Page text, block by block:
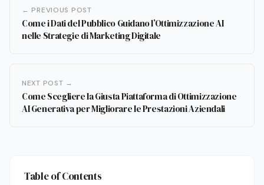
← PREVIOUS POST
Come i Dati del Pubblico Guidano l’Ottimizzazione AI
nelle Strategie di Marketing Digitale
NEXT POST →
Come Scegliere la Giusta Piattaforma di Ottimizzazione
AI Generativa per Migliorare le Prestazioni Aziendali
Table of Contents